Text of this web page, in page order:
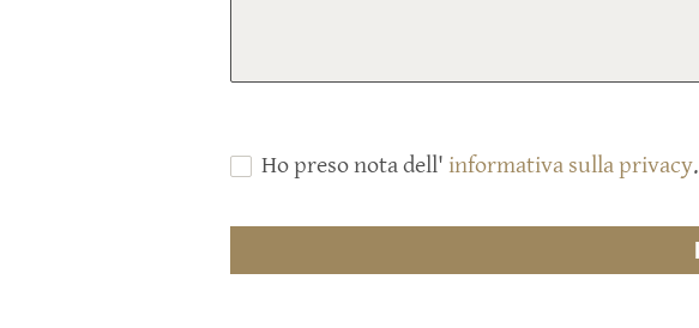
Ho preso nota dell' informativa sulla privacy.